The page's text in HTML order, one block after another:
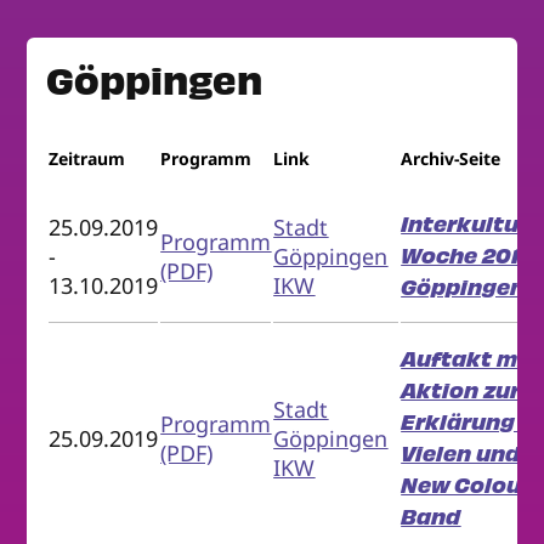
Göppingen
Zeitraum Programm Link Archiv-Seite
25.09.2019
-
13.10.2019
Programm
(PDF)
Stadt
Göppingen
IKW
Woche 2019
Göppingen
25.09.2019Programm
(PDF)
Stadt
Göppingen
IKW
Auftakt mit
Aktion zur
Erklärung
Vielen und
New Colours
Band